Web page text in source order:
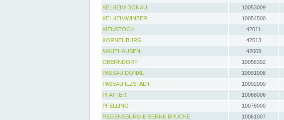
KELHEIM DONAU
10053009
KELHEIMWINZER
10054500
KIENSTOCK
42011
KORNEUBURG
42013
MAUTHAUSEN
42009
OBERNDORF
10056302
PASSAU DONAU
10091008
PASSAU ILZSTADT
10092000
PFATTER
10068006
PFELLING
10078000
REGENSBURG EISERNE BRÜCKE
10061007